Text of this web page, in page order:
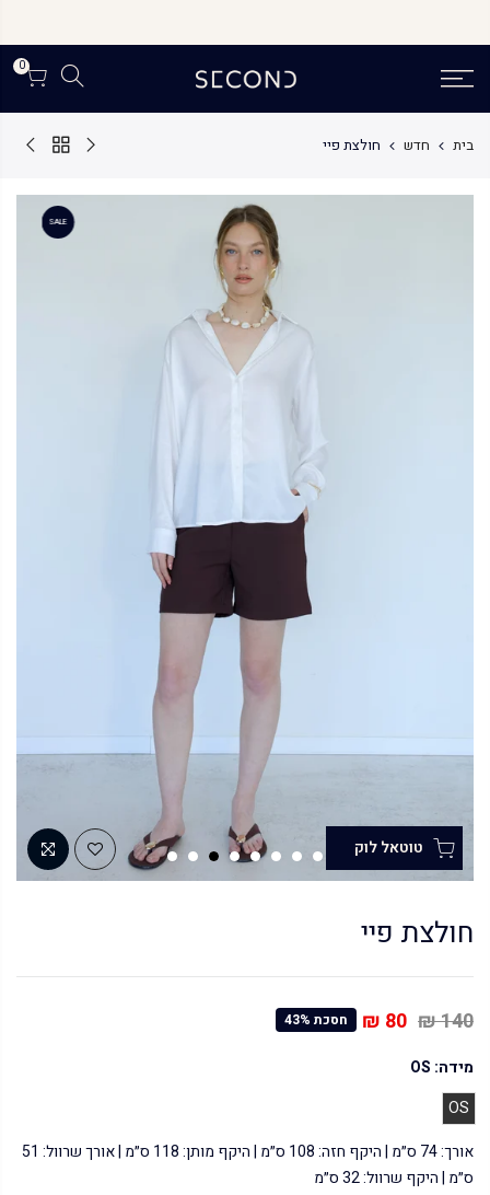
0
בית חדש חולצת פיי
SALE
חולצת פיי
140 ₪
80 ₪ חסכת 43%
מידה: OS
OS
אורך: 74 ס״מ | היקף חזה: 108 ס״מ | היקף מותן: 118 ס״מ | אורך שרוול: 51
ס״מ | היקף שרוול: 32 ס״מ